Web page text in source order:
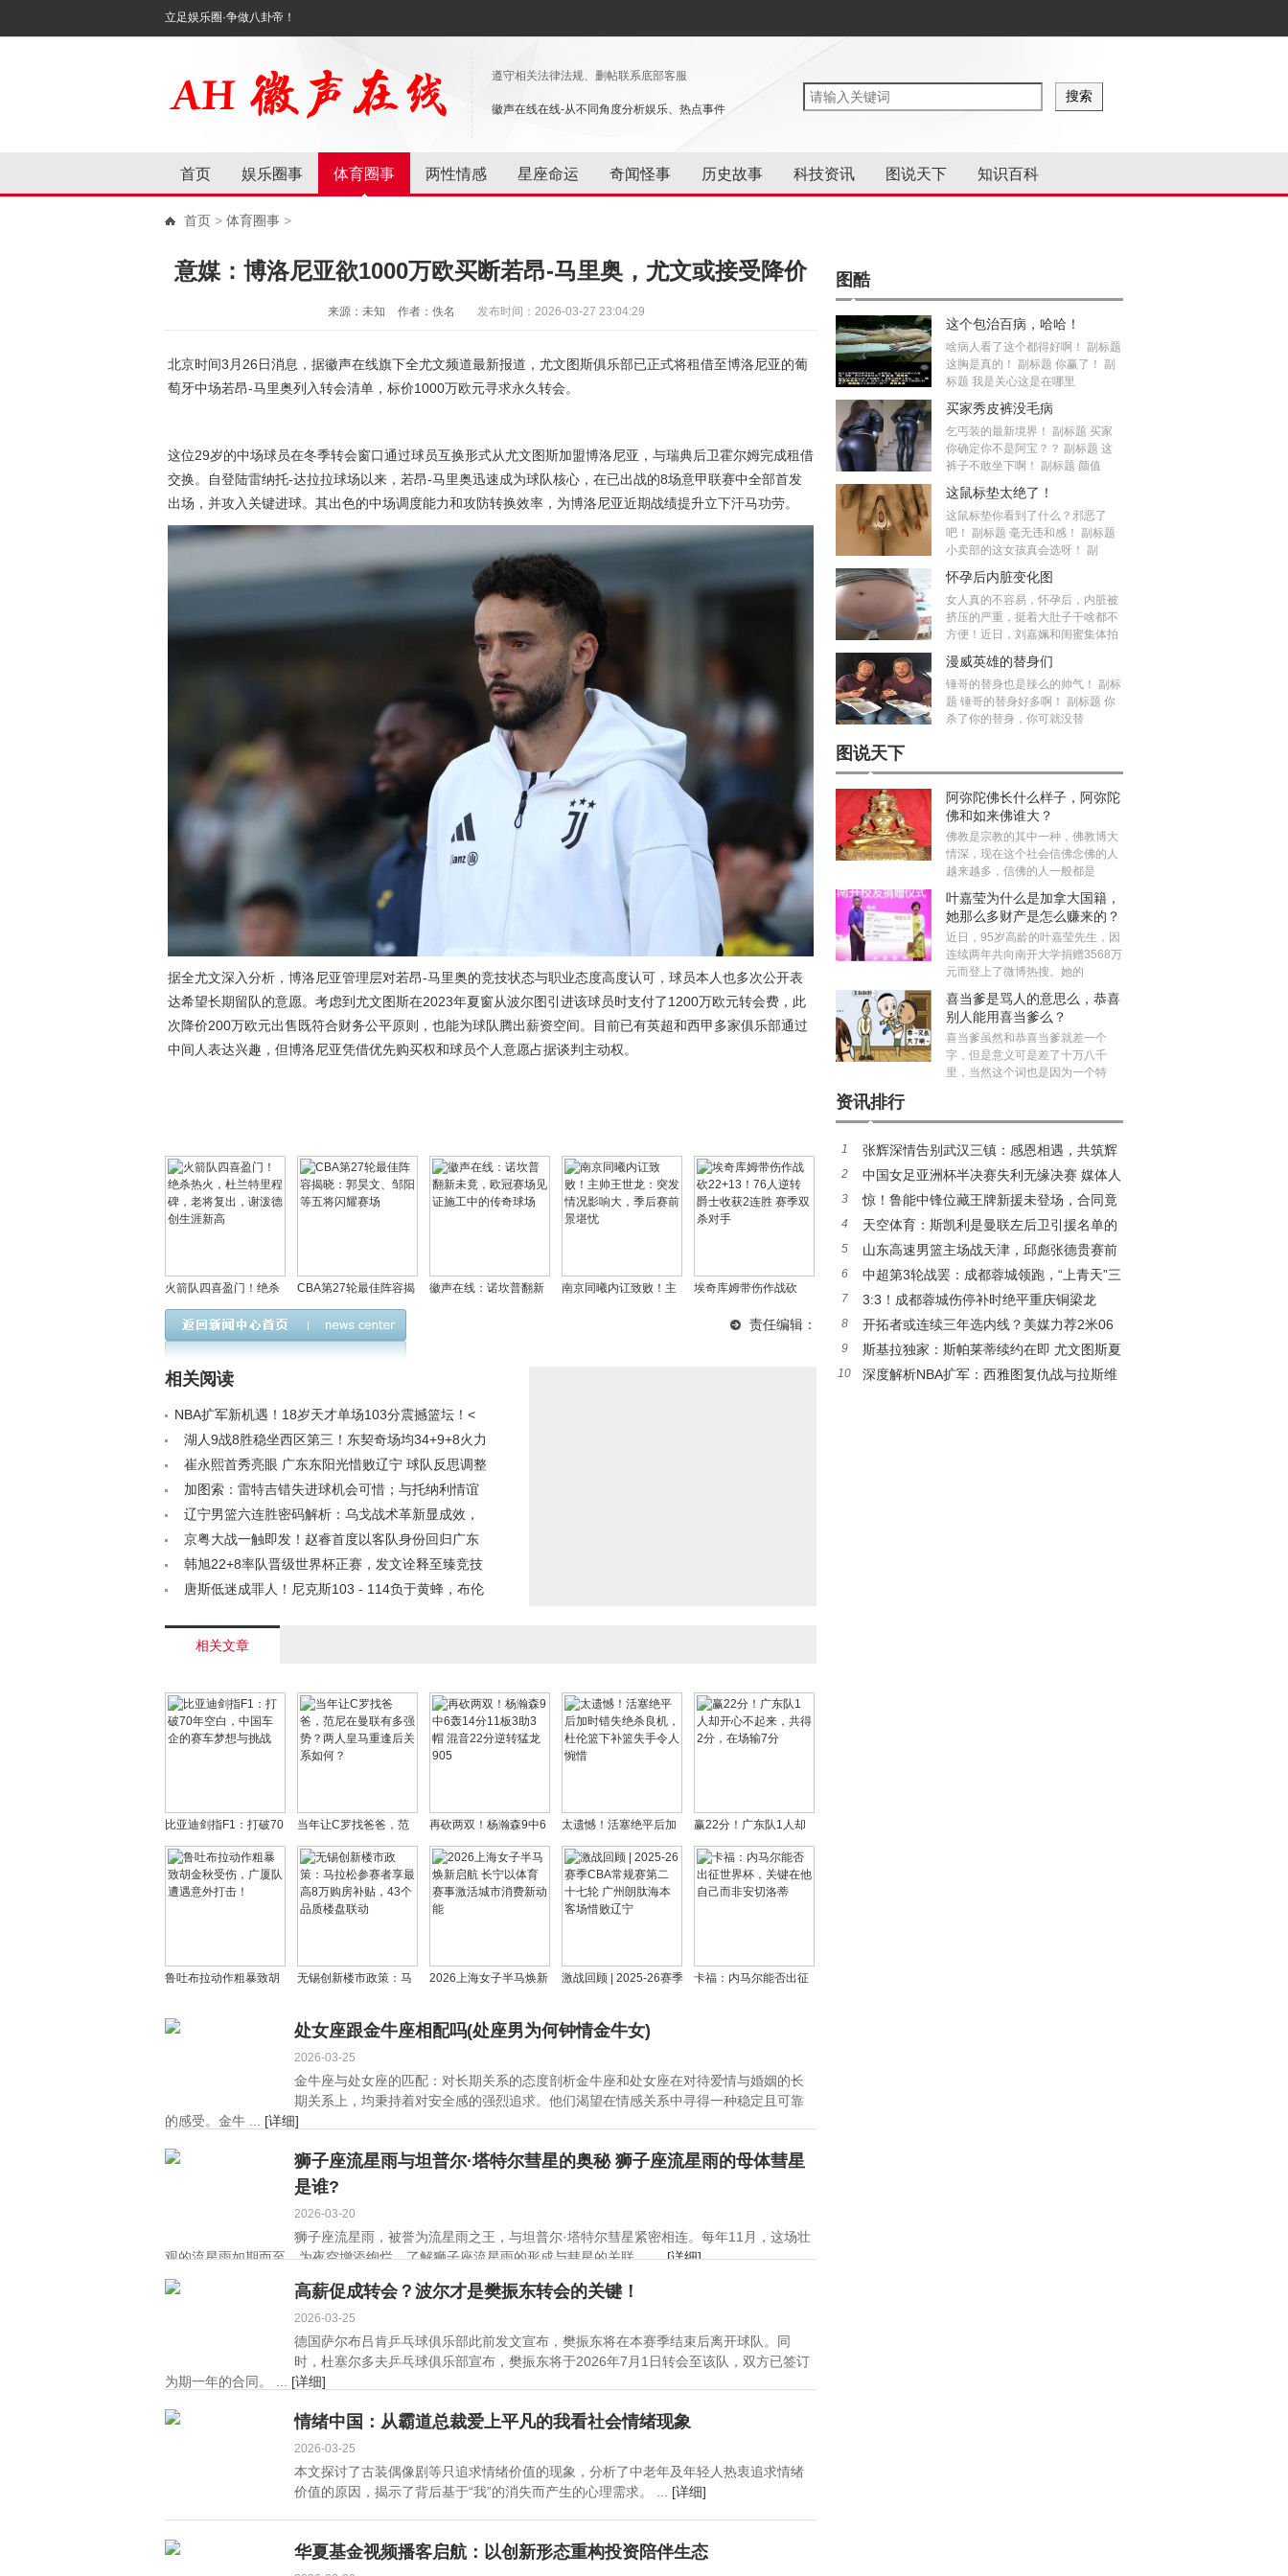
立足娱乐圈·争做八卦帝！
遵守相关法律法规、删帖联系底部客服
徽声在线在线-从不同角度分析娱乐、热点事件
首页 娱乐圈事 体育圈事 两性情感 星座命运 奇闻怪事 历史故事 科技资讯 图说天下 知识百科
首页 > 体育圈事 >
意媒：博洛尼亚欲1000万欧买断若昂-马里奥，尤文或接受降价
来源：未知 作者：佚名 发布时间：2026-03-27 23:04:29
北京时间3月26日消息，据徽声在线旗下全尤文频道最新报道，尤文图斯俱乐部已正式将租借至博洛尼亚的葡
萄牙中场若昂-马里奥列入转会清单，标价1000万欧元寻求永久转会。
这位29岁的中场球员在冬季转会窗口通过球员互换形式从尤文图斯加盟博洛尼亚，与瑞典后卫霍尔姆完成租借
交换。自登陆雷纳托-达拉拉球场以来，若昂-马里奥迅速成为球队核心，在已出战的8场意甲联赛中全部首发
出场，并攻入关键进球。其出色的中场调度能力和攻防转换效率，为博洛尼亚近期战绩提升立下汗马功劳。
据全尤文深入分析，博洛尼亚管理层对若昂-马里奥的竞技状态与职业态度高度认可，球员本人也多次公开表
达希望长期留队的意愿。考虑到尤文图斯在2023年夏窗从波尔图引进该球员时支付了1200万欧元转会费，此
次降价200万欧元出售既符合财务公平原则，也能为球队腾出薪资空间。目前已有英超和西甲多家俱乐部通过
中间人表达兴趣，但博洛尼亚凭借优先购买权和球员个人意愿占据谈判主动权。
火箭队四喜盈门！绝杀
热火，杜兰特里程碑，
老将复出，谢泼德创生
CBA第27轮最佳阵容揭
晓：郭昊文、邹阳等五
徽声在线：诺坎普翻新
南京同曦内讧致败！主
埃奇库姆带伤作战砍
收获2连胜 赛季双杀对
责任编辑：
相关阅读
NBA扩军新机遇！18岁天才单场103分震撼篮坛！<
/a> 湖人9战8胜稳坐西区第三！东契奇场均34+9+8火力
全开 在场+90成洛城关键先生< /a>
崔永熙首秀亮眼 广东东阳光惜败辽宁 球队反思调整
迎新挑战< /a>
加图索：雷特吉错失进球机会可惜；与托纳利情谊
深厚盼共进< /a>
辽宁男篮六连胜密码解析：乌戈战术革新显成效，
郭艾伦赛季报销成定局< /a>
京粤大战一触即发！赵睿首度以客队身份回归广东
战旧主，焦泊乔因私事缺席< /a>
韩旭22+8率队晋级世界杯正赛，发文诠释至臻竞技
精神< /a>
唐斯低迷成罪人！尼克斯103 - 114负于黄蜂，布伦
相关文章
比亚迪剑指F1：打破70
年空白，中国车企的赛
车梦想与挑战
当年让C罗找爸爸，范
尼在曼联有多强势？两
人皇马重逢后关系如
何？
再砍两双！杨瀚森9中6
轰14分11板3助3帽 混
音22分逆转猛龙905
太遗憾！活塞绝平后加
时错失绝杀良机，杜伦
篮下补篮失手令人惋惜
赢22分！广东队1人却
开心不起来，共得2分，
在场输7分
鲁吐布拉动作粗暴致胡
意外打击！
无锡创新楼市政策：马
房补贴，43个品质楼盘
联动
2026上海女子半马焕新
活城市消费新动能
激战回顾 | 2025-26赛季
广州朗肽海本客场惜败
卡福：内马尔能否出征
处女座跟金牛座相配吗(处座男为何钟情金牛女)
2026-03-25
金牛座与处女座的匹配：对长期关系的态度剖析金牛座和处女座在对待爱情与婚姻的长
期关系上，均秉持着对安全感的强烈追求。他们渴望在情感关系中寻得一种稳定且可靠
的感受。金牛 ... [详细]
狮子座流星雨与坦普尔·塔特尔彗星的奥秘 狮子座流星雨的母体彗星
是谁?
2026-03-20
狮子座流星雨，被誉为流星雨之王，与坦普尔·塔特尔彗星紧密相连。每年11月，这场壮
观的流星雨如期而至，为夜空增添绚烂。了解狮子座流星雨的形成与彗星的关联。 ...[详细]
高薪促成转会？波尔才是樊振东转会的关键！
2026-03-25
德国萨尔布吕肯乒乓球俱乐部此前发文宣布，樊振东将在本赛季结束后离开球队。同
时，杜塞尔多夫乒乓球俱乐部宣布，樊振东将于2026年7月1日转会至该队，双方已签订
为期一年的合同。 ... [详细]
情绪中国：从霸道总裁爱上平凡的我看社会情绪现象
2026-03-25
本文探讨了古装偶像剧等只追求情绪价值的现象，分析了中老年及年轻人热衷追求情绪
价值的原因，揭示了背后基于“我”的消失而产生的心理需求。 ... [详细]
华夏基金视频播客启航：以创新形态重构投资陪伴生态
图酷
这个包治百病，哈哈！
啥病人看了这个都得好啊！ 副标题
这胸是真的！ 副标题 你赢了！ 副
标题 我是关心这是在哪里
买家秀皮裤没毛病
乞丐装的最新境界！ 副标题 买家
你确定你不是阿宝？？ 副标题 这
裤子不敢坐下啊！ 副标题 颜值
这鼠标垫太绝了！
这鼠标垫你看到了什么？邪恶了
吧！ 副标题 毫无违和感！ 副标题
小卖部的这女孩真会选呀！ 副
怀孕后内脏变化图
女人真的不容易，怀孕后，内脏被
挤压的严重，挺着大肚子干啥都不
方便！近日，刘嘉姵和闺蜜集体拍
漫威英雄的替身们
锤哥的替身也是辣么的帅气！ 副标
题 锤哥的替身好多啊！ 副标题 你
杀了你的替身，你可就没替
图说天下
阿弥陀佛长什么样子，阿弥陀
佛和如来佛谁大？
佛教是宗教的其中一种，佛教博大
情深，现在这个社会信佛念佛的人
越来越多，信佛的人一般都是
叶嘉莹为什么是加拿大国籍，
她那么多财产是怎么赚来的？
近日，95岁高龄的叶嘉莹先生，因
连续两年共向南开大学捐赠3568万
元而登上了微博热搜。她的
喜当爹是骂人的意思么，恭喜
别人能用喜当爹么？
喜当爹虽然和恭喜当爹就差一个
字，但是意义可是差了十万八千
里，当然这个词也是因为一个特
资讯排行
1
张辉深情告别武汉三镇：感恩相遇，共筑辉
煌旅程
2
中国女足亚洲杯半决赛失利无缘决赛 媒体人
热议米利西奇去留
3
惊！鲁能中锋位藏王牌新援未登场，合同竟
签至2026年底
4
天空体育：斯凯利是曼联左后卫引援名单的
一员；罗马诺：曼联已多次派球探考察迪奥曼德
5
山东高速男篮主场战天津，邱彪张德贵赛前
友好互动引关注
6
中超第3轮战罢：成都蓉城领跑，“上青天”三
队陷榜尾困境
7 3:3！成都蓉城伤停补时绝平重庆铜梁龙
8
开拓者或连续三年选内线？美媒力荐2米06
大前，杨瀚森迎新挑战
9
斯基拉独家：斯帕莱蒂续约在即 尤文图斯夏
窗五线补强剑指欧冠
10
深度解析NBA扩军：西雅图复仇战与拉斯维